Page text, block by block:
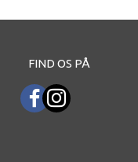
FIND OS PÅ